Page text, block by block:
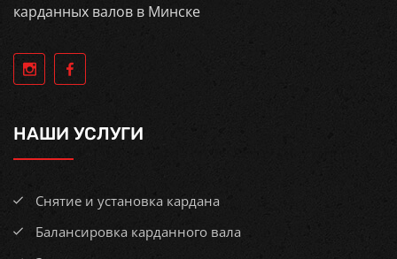
карданных валов в Минске
НАШИ УСЛУГИ
Снятие и установка кардана
Балансировка карданного вала